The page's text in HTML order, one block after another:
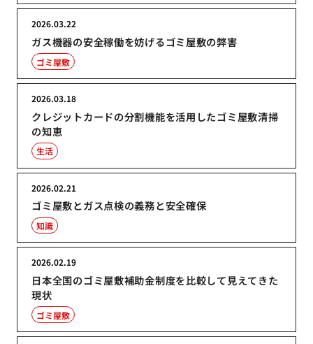
ガス機器の安全稼働を妨げるゴミ屋敷の弊害
2026.03.22
ゴミ屋敷
クレジットカードの分割機能を活用したゴミ屋敷清掃
の知恵
2026.03.18
生活
ゴミ屋敷とガス点検の義務と安全確保
2026.02.21
知識
日本全国のゴミ屋敷補助金制度を比較して見えてきた
現状
2026.02.19
ゴミ屋敷